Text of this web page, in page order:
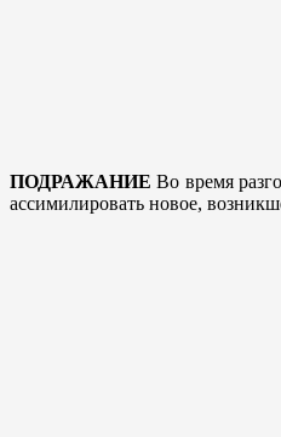
ПОДРАЖАНИЕ Во время
ассимилировать новое,